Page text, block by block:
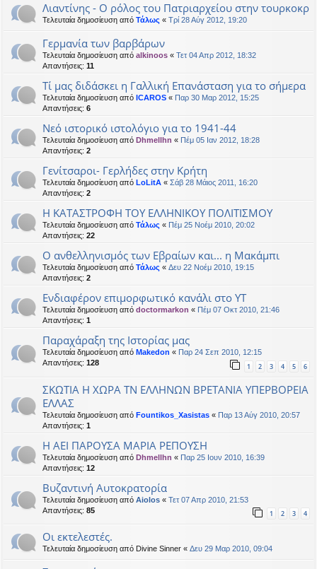
Λιαντίνης - Ο ρόλος του Πατριαρχείου στην τουρκοκρ
Τελευταία δημοσίευση από Τάλως « Τρί 28 Αύγ 2012, 19:20
Γερμανία των βαρβάρων
Τελευταία δημοσίευση από alkinoos « Τετ 04 Απρ 2012, 18:32
Απαντήσεις: 11
Τί μας διδάσκει η Γαλλική Επανάσταση για το σήμερα
Τελευταία δημοσίευση από ICAROS « Παρ 30 Μαρ 2012, 15:25
Απαντήσεις: 6
Νεό ιστορικό ιστολόγιο για το 1941-44
Τελευταία δημοσίευση από Dhmellhn « Πέμ 05 Ιαν 2012, 18:28
Απαντήσεις: 2
Γενίτσαροι- Γερλήδες στην Κρήτη
Τελευταία δημοσίευση από LoLitA « Σάβ 28 Μάιος 2011, 16:20
Απαντήσεις: 2
Η ΚΑΤΑΣΤΡΟΦΗ ΤΟΥ ΕΛΛΗΝΙΚΟΥ ΠΟΛΙΤΙΣΜΟΥ
Τελευταία δημοσίευση από Τάλως « Πέμ 25 Νοέμ 2010, 20:02
Απαντήσεις: 22
Ο ανθελληνισμός των Εβραίων και... η Μακάμπι
Τελευταία δημοσίευση από Τάλως « Δευ 22 Νοέμ 2010, 19:15
Απαντήσεις: 2
Ενδιαφέρον επιμορφωτικό κανάλι στο ΥΤ
Τελευταία δημοσίευση από doctormarkon « Πέμ 07 Οκτ 2010, 21:46
Απαντήσεις: 1
Παραχάραξη της Ιστορίας μας
Τελευταία δημοσίευση από Makedon « Παρ 24 Σεπ 2010, 12:15
Απαντήσεις: 128 1 2 3 4 5 6
ΣΚΩΤΙΑ Η ΧΩΡΑ ΤΝ ΕΛΛΗΝΩΝ ΒΡΕΤΑΝΙΑ ΥΠΕΡΒΟΡΕΙΑ
ΕΛΛΑΣ
Τελευταία δημοσίευση από Fountikos_Xasistas « Παρ 13 Αύγ 2010, 20:57
Απαντήσεις: 1
Η ΑΕΙ ΠΑΡΟΥΣΑ ΜΑΡΙΑ ΡΕΠΟΥΣΗ
Τελευταία δημοσίευση από Dhmellhn « Παρ 25 Ιουν 2010, 16:39
Απαντήσεις: 12
Βυζαντινή Αυτοκρατορία
Τελευταία δημοσίευση από Aiolos « Τετ 07 Απρ 2010, 21:53
Απαντήσεις: 85 1 2 3 4
Oι εκτελεστές.
Τελευταία δημοσίευση από Divine Sinner « Δευ 29 Μαρ 2010, 09:04